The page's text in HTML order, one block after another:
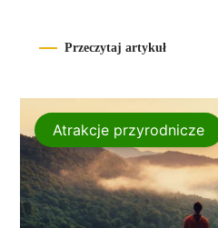
Przeczytaj artykuł
Atrakcje przyrodnicze